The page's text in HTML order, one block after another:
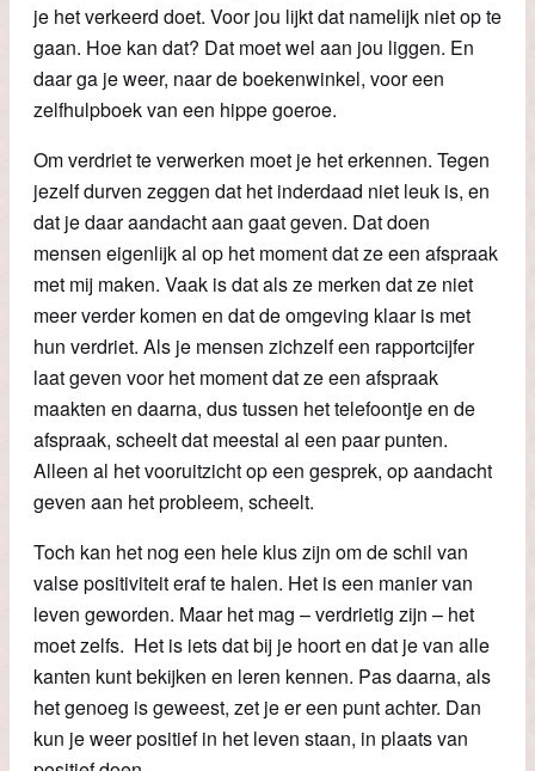
je het verkeerd doet. Voor jou lijkt dat namelijk niet op te
gaan. Hoe kan dat? Dat moet wel aan jou liggen. En
daar ga je weer, naar de boekenwinkel, voor een
zelfhulpboek van een hippe goeroe.
Om verdriet te verwerken moet je het erkennen. Tegen
jezelf durven zeggen dat het inderdaad niet leuk is, en
dat je daar aandacht aan gaat geven. Dat doen
mensen eigenlijk al op het moment dat ze een afspraak
met mij maken. Vaak is dat als ze merken dat ze niet
meer verder komen en dat de omgeving klaar is met
hun verdriet. Als je mensen zichzelf een rapportcijfer
laat geven voor het moment dat ze een afspraak
maakten en daarna, dus tussen het telefoontje en de
afspraak, scheelt dat meestal al een paar punten.
Alleen al het vooruitzicht op een gesprek, op aandacht
geven aan het probleem, scheelt.
Toch kan het nog een hele klus zijn om de schil van
valse positiviteit eraf te halen. Het is een manier van
leven geworden. Maar het mag – verdrietig zijn – het
moet zelfs. Het is iets dat bij je hoort en dat je van alle
kanten kunt bekijken en leren kennen. Pas daarna, als
het genoeg is geweest, zet je er een punt achter. Dan
kun je weer positief in het leven staan, in plaats van